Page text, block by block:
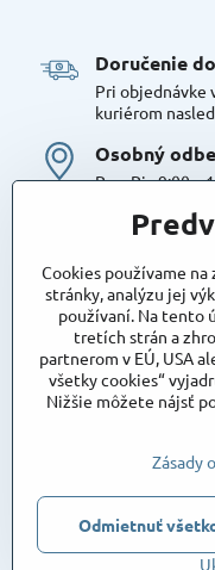
Doručenie
Pri objednávke
kuriérom
Osobný
Po – Pia 9:00 –
bezplatné
dokúpiť tovar
Tovar na
Dostupnosť:
Takto
pripravený k
Objednávky
Stav objednávky
Cookies používame
stránky, analýzu jej
používaní. Na tento
tretích strán a
partnerom v EÚ, USA
všetky cookies“
Nižšie môžete nájsť
Zásady
Odmietnuť